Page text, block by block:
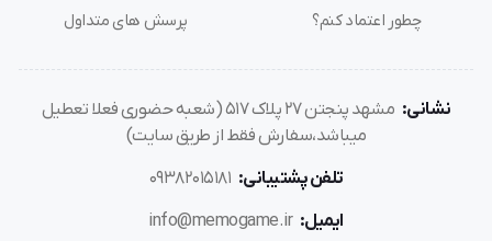
چطور اعتماد کنم؟
پرسش های متداول
نشانی:
مشهد پنجتن ۲۷ پلاک ۵۱۷ (شعبه حضوری فعلا تعطیل
میباشد،سفارش فقط از طریق سایت)
تلفن پشتیبانی: ۰۹۳۸۲۰۱۵۱۸۱
ایمیل: info@memogame.ir